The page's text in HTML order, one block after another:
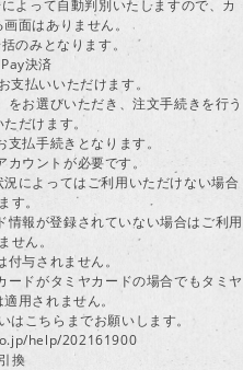
よって自動判別いたしますので、カ
面はありません。
のみとなります。
決済
支払いいただけます。
お選びいただき、注文手続きを行う
だけます。
払手続きとなります。
ウントが必要です。
によってはご利用いただけない場合
す。
報が登録されていない場合はご利用
せん。
与されません。
ドがタミヤカードの場合でもタミヤ
用されません。
こちらまでお願いします。
help/202161900
換